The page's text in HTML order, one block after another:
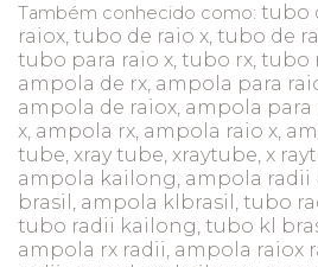
Também conhecido como: tubo
raiox, tubo de raio x, tubo de
tubo para raio x, tubo rx, tubo
ampola de rx, ampola para
ampola de raiox, ampola
x, ampola rx, ampola raio x,
tube, xray tube, xraytube, x
ampola kailong, ampola radii
brasil, ampola klbrasil, tubo
tubo radii kailong, tubo kl
ampola rx radii, ampola raiox